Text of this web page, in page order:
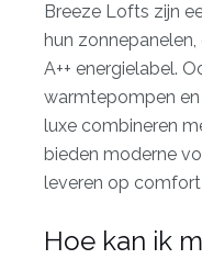
Breeze Lofts zijn
hun
A++ energielabel.
warmtepompen
luxe combineren
bieden moderne
leveren op
Hoe kan ik